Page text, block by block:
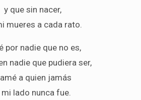
y que sin nacer,
mueres a cada rato.
por nadie que no es,
nadie que pudiera ser,
a quien jamás
mi lado nunca fue.